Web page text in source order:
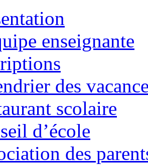
enseignante
des
scolaire
d’école
des